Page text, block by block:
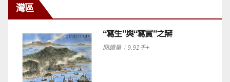
灣區
“寫生”與“寫實”之辯
閱讀量：9.91千+